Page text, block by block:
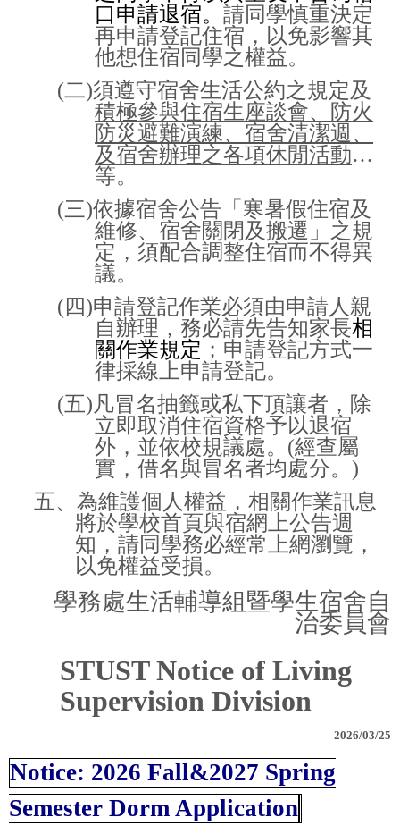
口申請退宿。請同學慎重決定
再申請登記住宿，以免影響其
他想住宿同學之權益。
(二)須遵守宿舍生活公約之規定及
積極參與住宿生座談會、防火
防災避難演練、宿舍清潔週、
及宿舍辦理之各項休閒活動…
等。
(三)依據宿舍公告「寒暑假住宿及
維修、宿舍關閉及搬遷」之規
定，須配合調整住宿而不得異
議。
(四)申請登記作業必須由申請人親
自辦理，務必請先告知家長相
關作業規定 ；申請登記方式一
律採線上申請登記。
(五)凡冒名抽籤或私下頂讓者，除
立即取消住宿資格予以退宿
外，並依校規議處。 (經查屬
實，借名與冒名者均處分。)
五、為維護個人權益，相關作業訊息
將於學校首頁與宿網上公告週
知，請同學務必經常上網瀏覽，
以免權益受損。
學務處生活輔導組暨學生宿舍自
治委員會
STUST Notice of Living
Supervision Division
2026/03/25
Notice: 2026 Fall&2027 Spring
Semester Dorm Application